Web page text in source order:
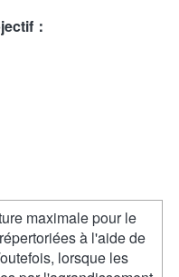
：
maximale pour le
à l'aide de
lorsque les